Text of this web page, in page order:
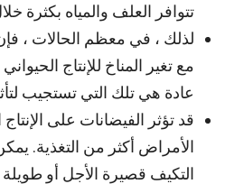
تتوافر العلف والمياه بكثرة
لذلك ، في معظم الحالات ،
مع تغير المناخ للإنتاج
عادة هي تلك التي تستجيب
قد تؤثر الفيضانات على
الأمراض أكثر من التغذية.
التكيف قصيرة الأجل أو طويلة